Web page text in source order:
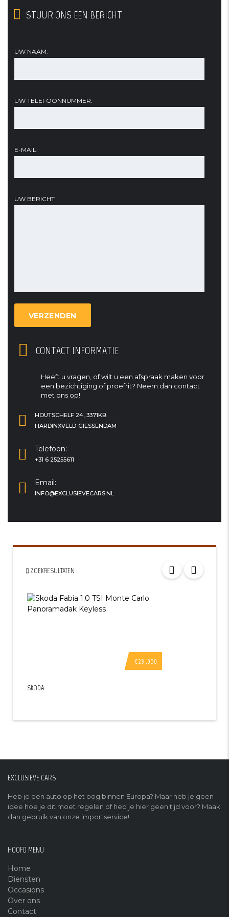
STUUR ONS EEN BERICHT
UW NAAM:
UW TELEFOONNUMMER:
E-MAIL:
UW BERICHT
CONTACT INFORMATIE
Heeft u vragen, of wilt u een afspraak maken voor
een bezichtiging of proefrit? Neem dan contact
met ons op!
HOUTSCHELF 24, 3371KB
HARDINXVELD-GIESSENDAM
Telefoon:
+31 6 25255611
Email:
INFO@EXCLUSIEVECARS.NL
ZOEKRESULTATEN
€23 ,950
SKODA
EXCLUSIEVE CARS
Heb je een auto op het oog binnen Europa? Maar heb je geen
idee hoe je dit moet regelen of heb je hier geen tijd voor? Maak
dan gebruik van onze importservice!
HOOFD MENU
Home
Diensten
Occasions
Over ons
Contact